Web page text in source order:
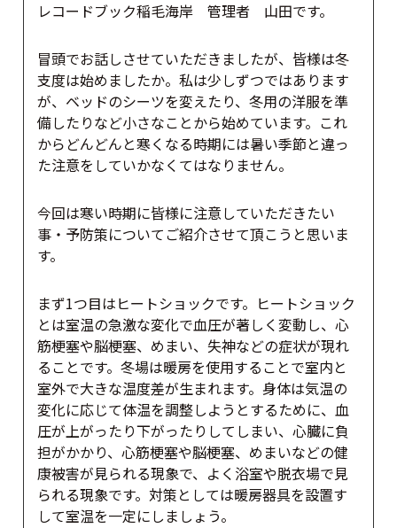
レコードブック稲毛海岸 管理者 山田です。
冒頭でお話しさせていただきましたが、皆様は冬
支度は始めましたか。私は少しずつではあります
が、ベッドのシーツを変えたり、冬用の洋服を準
備したりなど小さなことから始めています。これ
からどんどんと寒くなる時期には暑い季節と違っ
た注意をしていかなくてはなりません。
今回は寒い時期に皆様に注意していただきたい
事・予防策についてご紹介させて頂こうと思いま
す。
まず1つ目はヒートショックです。ヒートショック
とは室温の急激な変化で血圧が著しく変動し、心
筋梗塞や脳梗塞、めまい、失神などの症状が現れ
ることです。冬場は暖房を使用することで室内と
室外で大きな温度差が生まれます。身体は気温の
変化に応じて体温を調整しようとするために、血
圧が上がったり下がったりしてしまい、心臓に負
担がかかり、心筋梗塞や脳梗塞、めまいなどの健
康被害が見られる現象で、よく浴室や脱衣場で見
られる現象です。対策としては暖房器具を設置す
して室温を一定にしましょう。